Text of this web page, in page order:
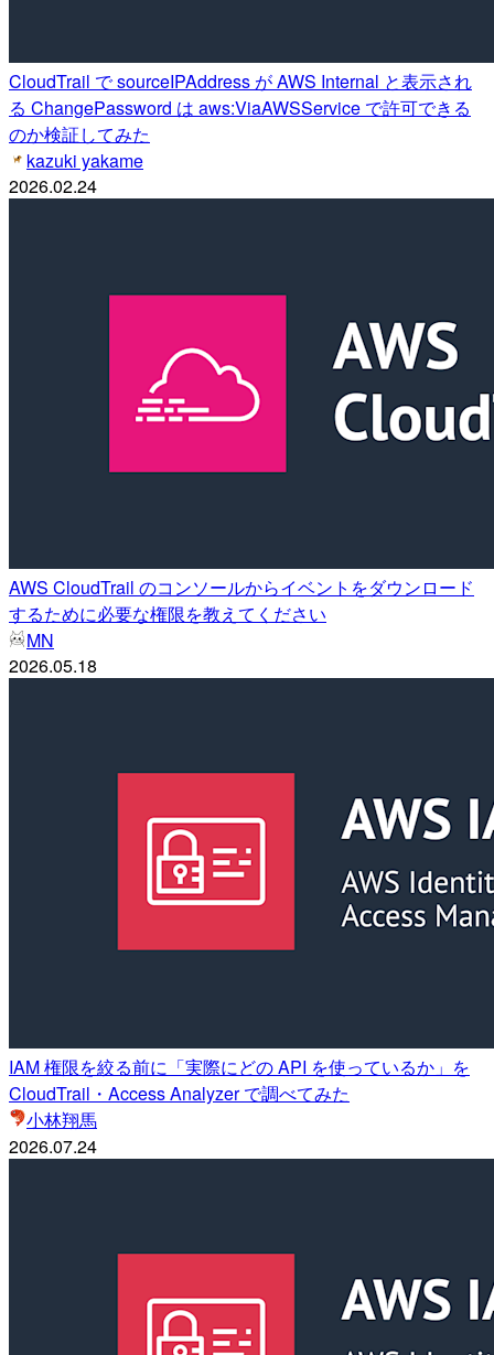
CloudTrail で sourceIPAddress が AWS Internal と表示され
る ChangePassword は aws:ViaAWSService で許可できる
のか検証してみた
kazuki yakame
2026.02.24
AWS CloudTrail のコンソールからイベントをダウンロード
するために必要な権限を教えてください
MN
2026.05.18
IAM 権限を絞る前に「実際にどの API を使っているか」を
CloudTrail・Access Analyzer で調べてみた
小林翔馬
2026.07.24